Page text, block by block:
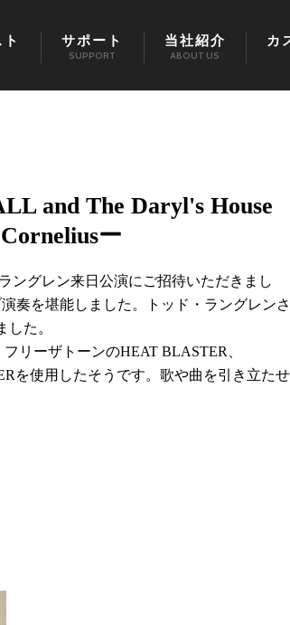
サポート
SUPPORT
当社紹介
ABOUT US
カ
and The Daryl's House
ー
ングレン来日公演にご招待いただきまし
奏を堪能しました。トッド・ラングレンさ
た。
フリーザトーンのHEAT BLASTER、
を使用したそうです。歌や曲を引き立たせ